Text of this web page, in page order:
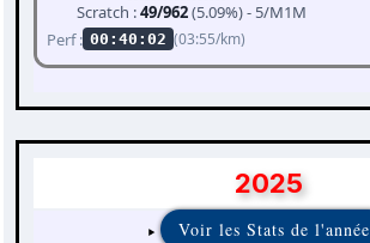
Scratch :49/962(5.09%) - 5/M1M
Perf : 00:40:02 (03:55/km)
2025
Voir les Stats de l'année